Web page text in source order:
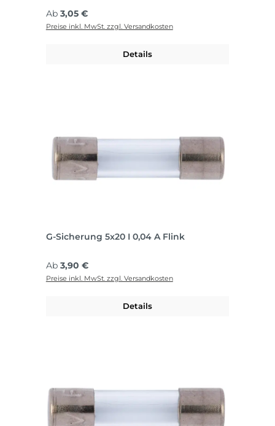
Regulärer Preis:
Ab 3,05 €
Preise inkl. MwSt. zzgl. Versandkosten
Details
G-Sicherung 5x20 I 0,04 A Flink
Regulärer Preis:
Ab 3,90 €
Preise inkl. MwSt. zzgl. Versandkosten
Details